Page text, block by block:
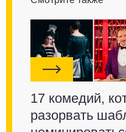
17 комедий,
разорвать